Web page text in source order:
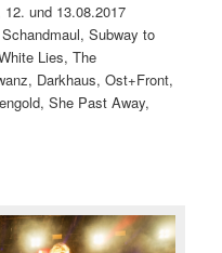
und 13.08.2017
Subway to
Lies, The
Darkhaus, Ost+Front,
She Past Away,